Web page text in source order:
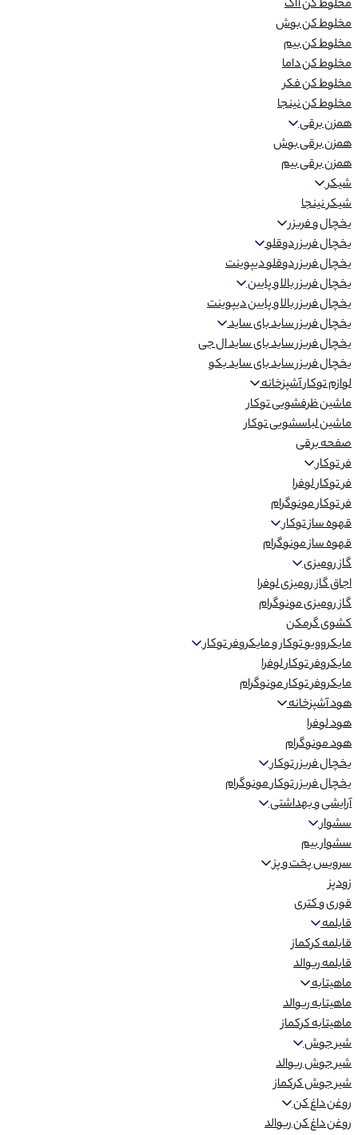
مخلوط کن آاگ
مخلوط کن بوش
مخلوط کن بیم
مخلوط کن داما
مخلوط کن فکر
مخلوط کن نینجا
همزن برقی
همزن برقی بوش
همزن برقی بیم
شیکر
شیکر نینجا
یخچال و فریزر
یخچال فریزر دوقلو
یخچال فریزر دوقلو دیپوینت
یخچال فریزر بالا و پایین
یخچال فریزر بالا و پایین دیپوینت
یخچال فریزر ساید بای ساید
یخچال فریزر ساید بای ساید ال جی
یخچال فریزر ساید بای ساید بکو
لوازم توکار آشپزخانه
ماشین ظرفشویی توکار
ماشین لباسشویی توکار
صفحه برقی
فر توکار
فر توکار لوفرا
فر توکار مونوگرام
قهوه ساز توکار
قهوه ساز مونوگرام
گاز رومیزی
اجاق گاز رومیزی لوفرا
گاز رومیزی مونوگرام
کشوی گرمکن
مایکروویو توکار و مایکروفر توکار
مایکروفر توکار لوفرا
مایکروفر توکار مونوگرام
هود آشپزخانه
هود لوفرا
هود مونوگرام
یخچال فریزر توکار
یخچال فریزر توکار مونوگرام
آرایشی و بهداشتی
سشوار
سشوار بیم
سرویس پخت و پز
زودپز
قوری و کتری
قابلمه
قابلمه کرکماز
قابلمه ریوالد
ماهیتابه
ماهیتابه ریوالد
ماهیتابه کرکماز
شیر جوش
شیر جوش ریوالد
شیر جوش کرکماز
روغن داغ کن
روغن داغ کن ریوالد